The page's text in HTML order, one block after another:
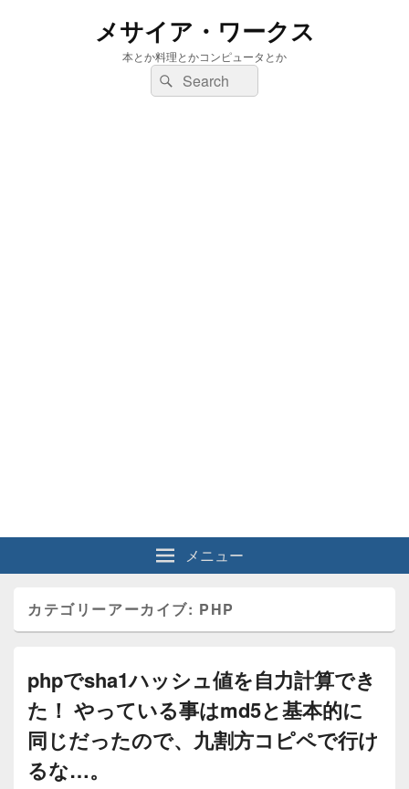
メサイア・ワークス
本とか料理とかコンピュータとか
検
索:
検
索
メニュー
カテゴリーアーカイブ: PHP
phpでsha1ハッシュ値を自力計算でき
た！ やっている事はmd5と基本的に
同じだったので、九割方コピペで行け
るな…。